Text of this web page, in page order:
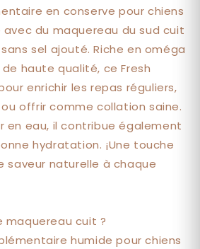
en conserve pour chiens
du maquereau du sud cuit
sel ajouté. Riche en oméga
haute qualité, ce Fresh
enrichir les repas réguliers,
offrir comme collation saine.
en eau, il contribue également
hydratation. ¡Une touche
saveur naturelle à chaque
maquereau cuit ?
humide pour chiens